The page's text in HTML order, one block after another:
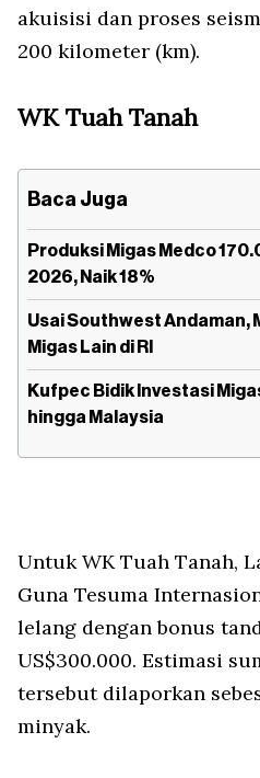
akuisisi dan proses
200 kilometer (km).
WK Tuah Tanah
Baca Juga
Produksi Migas Medco
2026, Naik 18%
Usai Southwest Andaman,
Migas Lain di RI
Kufpec Bidik Investasi
hingga Malaysia
Untuk WK Tuah Tanah,
Guna Tesuma
lelang dengan bonus
US$300.000. Estimasi
tersebut dilaporkan
minyak.